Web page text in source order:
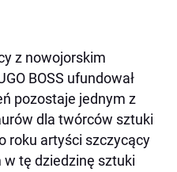
z nowojorskim
BOSS ufundował
pozostaje jednym z
dla twórców sztuki
roku artyści szczycący
w tę dziedzinę sztuki